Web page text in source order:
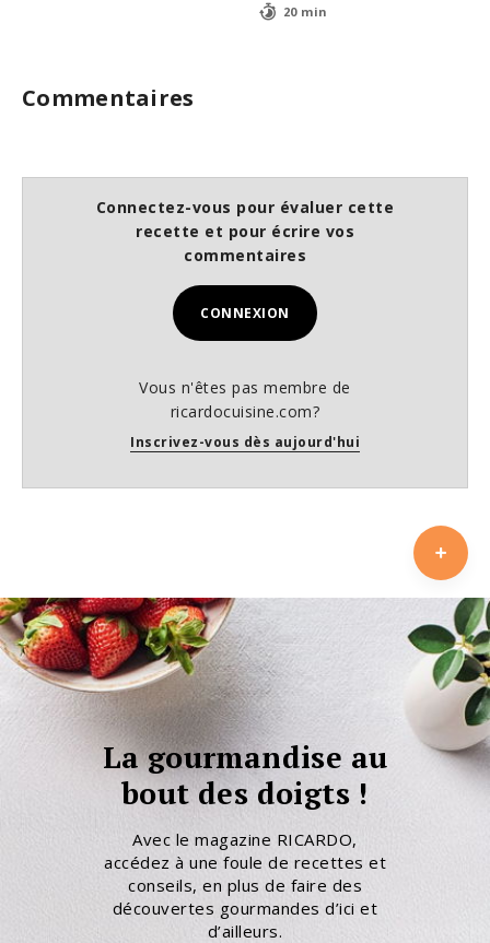
20 min
Commentaires
Connectez-vous pour évaluer cette
recette et pour écrire vos
commentaires
CONNEXION
Vous n'êtes pas membre de
ricardocuisine.com?
Inscrivez-vous dès aujourd'hui
La gourmandise au
bout des doigts !
Avec le magazine RICARDO,
accédez à une foule de recettes et
conseils, en plus de faire des
découvertes gourmandes d’ici et
d’ailleurs.